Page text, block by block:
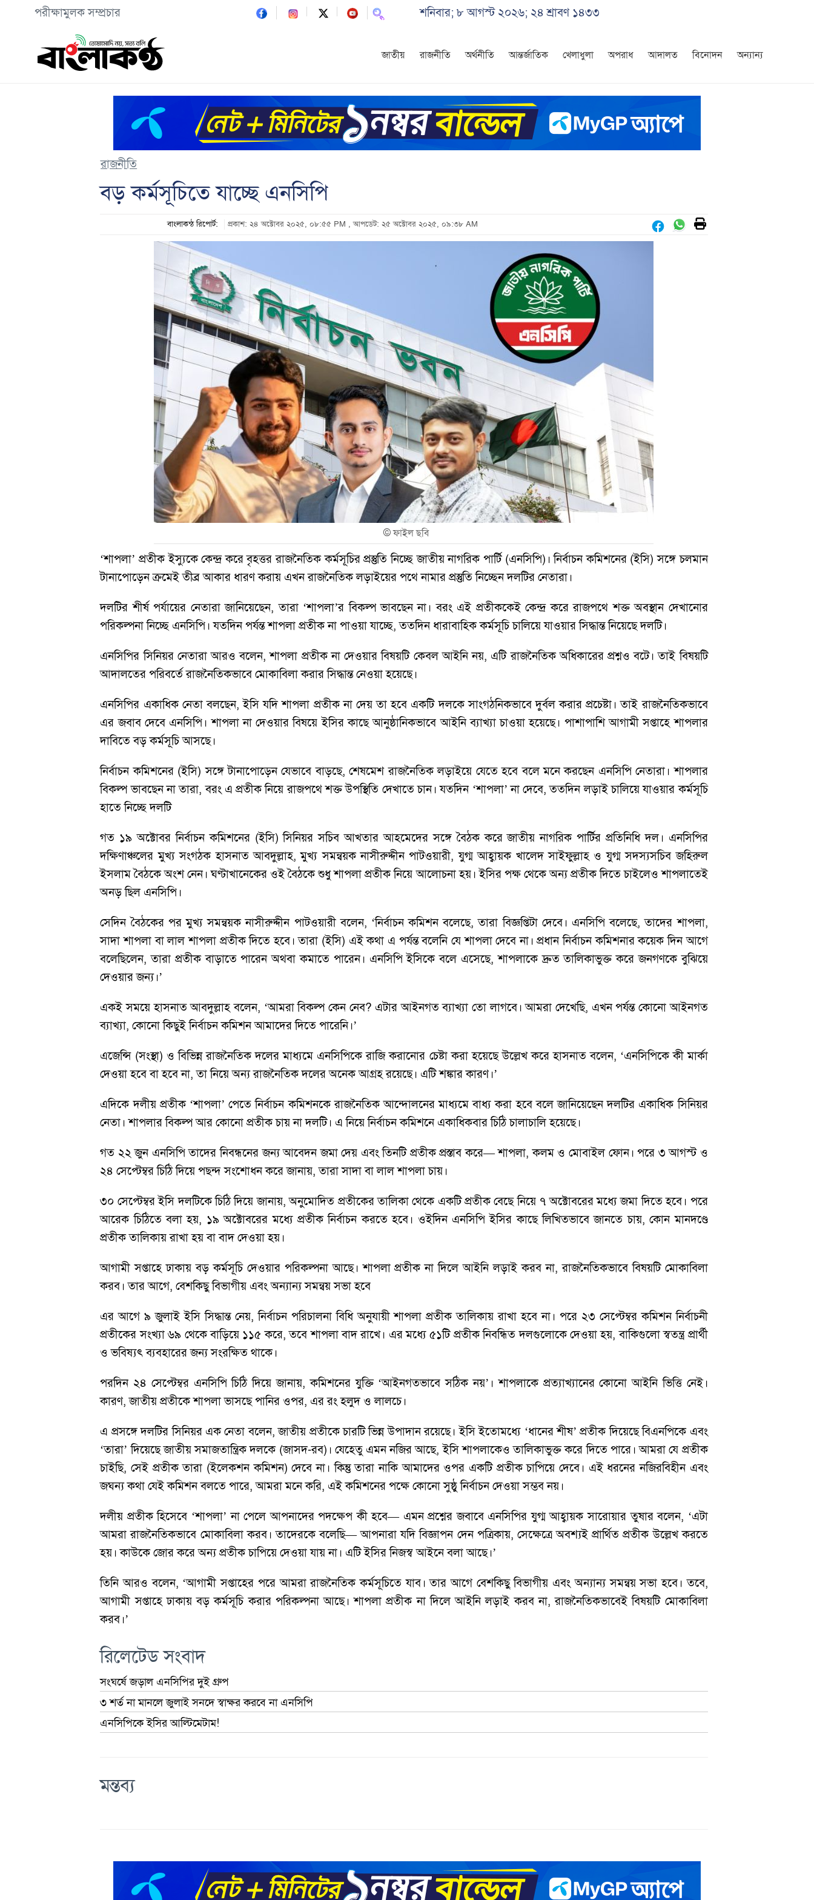
পরীক্ষামুলক সম্প্রচার শনিবার; ৮ আগস্ট ২০২৬; ২৪ শ্রাবণ ১৪৩৩
জাতীয় রাজনীতি অর্থনীতি আন্তর্জাতিক খেলাধুলা অপরাধ আদালত বিনোদন অন্যান্য
রাজনীতি
বড় কর্মসূচিতে যাচ্ছে এনসিপি
বাংলাকন্ঠ রিপোর্ট: প্রকাশ: ২৪ অক্টোবর ২০২৫, ০৮:৫৫ PM , আপডেট: ২৫ অক্টোবর ২০২৫, ০৯:৩৮ AM
©ফাইল ছবি
‘শাপলা’ প্রতীক ইস্যুকে কেন্দ্র করে বৃহত্তর রাজনৈতিক কর্মসূচির প্রস্তুতি নিচ্ছে জাতীয় নাগরিক পার্টি (এনসিপি)। নির্বাচন কমিশনের (ইসি) সঙ্গে চলমান
টানাপোড়েন ক্রমেই তীব্র আকার ধারণ করায় এখন রাজনৈতিক লড়াইয়ের পথে নামার প্রস্তুতি নিচ্ছেন দলটির নেতারা।
দলটির শীর্ষ পর্যায়ের নেতারা জানিয়েছেন, তারা ‘শাপলা’র বিকল্প ভাবছেন না। বরং এই প্রতীককেই কেন্দ্র করে রাজপথে শক্ত অবস্থান দেখানোর
পরিকল্পনা নিচ্ছে এনসিপি। যতদিন পর্যন্ত শাপলা প্রতীক না পাওয়া যাচ্ছে, ততদিন ধারাবাহিক কর্মসূচি চালিয়ে যাওয়ার সিদ্ধান্ত নিয়েছে দলটি।
এনসিপির সিনিয়র নেতারা আরও বলেন, শাপলা প্রতীক না দেওয়ার বিষয়টি কেবল আইনি নয়, এটি রাজনৈতিক অধিকারের প্রশ্নও বটে। তাই বিষয়টি
আদালতের পরিবর্তে রাজনৈতিকভাবে মোকাবিলা করার সিদ্ধান্ত নেওয়া হয়েছে।
এনসিপির একাধিক নেতা বলছেন, ইসি যদি শাপলা প্রতীক না দেয় তা হবে একটি দলকে সাংগঠনিকভাবে দুর্বল করার প্রচেষ্টা। তাই রাজনৈতিকভাবে
এর জবাব দেবে এনসিপি। শাপলা না দেওয়ার বিষয়ে ইসির কাছে আনুষ্ঠানিকভাবে আইনি ব্যাখ্যা চাওয়া হয়েছে। পাশাপাশি আগামী সপ্তাহে শাপলার
দাবিতে বড় কর্মসূচি আসছে।
নির্বাচন কমিশনের (ইসি) সঙ্গে টানাপোড়েন যেভাবে বাড়ছে, শেষমেশ রাজনৈতিক লড়াইয়ে যেতে হবে বলে মনে করছেন এনসিপি নেতারা। শাপলার
বিকল্প ভাবছেন না তারা, বরং এ প্রতীক নিয়ে রাজপথে শক্ত উপস্থিতি দেখাতে চান। যতদিন ‘শাপলা’ না দেবে, ততদিন লড়াই চালিয়ে যাওয়ার কর্মসূচি
হাতে নিচ্ছে দলটি
গত ১৯ অক্টোবর নির্বাচন কমিশনের (ইসি) সিনিয়র সচিব আখতার আহমেদের সঙ্গে বৈঠক করে জাতীয় নাগরিক পার্টির প্রতিনিধি দল। এনসিপির
দক্ষিণাঞ্চলের মুখ্য সংগঠক হাসনাত আবদুল্লাহ, মুখ্য সমন্বয়ক নাসীরুদ্দীন পাটওয়ারী, যুগ্ম আহ্বায়ক খালেদ সাইফুল্লাহ ও যুগ্ম সদস্যসচিব জহিরুল
ইসলাম বৈঠকে অংশ নেন। ঘণ্টাখানেকের ওই বৈঠকে শুধু শাপলা প্রতীক নিয়ে আলোচনা হয়। ইসির পক্ষ থেকে অন্য প্রতীক দিতে চাইলেও শাপলাতেই
অনড় ছিল এনসিপি।
সেদিন বৈঠকের পর মুখ্য সমন্বয়ক নাসীরুদ্দীন পাটওয়ারী বলেন, ‘নির্বাচন কমিশন বলেছে, তারা বিজ্ঞপ্তিটা দেবে। এনসিপি বলেছে, তাদের শাপলা,
সাদা শাপলা বা লাল শাপলা প্রতীক দিতে হবে। তারা (ইসি) এই কথা এ পর্যন্ত বলেনি যে শাপলা দেবে না। প্রধান নির্বাচন কমিশনার কয়েক দিন আগে
বলেছিলেন, তারা প্রতীক বাড়াতে পারেন অথবা কমাতে পারেন। এনসিপি ইসিকে বলে এসেছে, শাপলাকে দ্রুত তালিকাভুক্ত করে জনগণকে বুঝিয়ে
দেওয়ার জন্য।’
একই সময়ে হাসনাত আবদুল্লাহ বলেন, ‘আমরা বিকল্প কেন নেব? এটার আইনগত ব্যাখ্যা তো লাগবে। আমরা দেখেছি, এখন পর্যন্ত কোনো আইনগত
ব্যাখ্যা, কোনো কিছুই নির্বাচন কমিশন আমাদের দিতে পারেনি।’
এজেন্সি (সংস্থা) ও বিভিন্ন রাজনৈতিক দলের মাধ্যমে এনসিপিকে রাজি করানোর চেষ্টা করা হয়েছে উল্লেখ করে হাসনাত বলেন, ‘এনসিপিকে কী মার্কা
দেওয়া হবে বা হবে না, তা নিয়ে অন্য রাজনৈতিক দলের অনেক আগ্রহ রয়েছে। এটি শঙ্কার কারণ।’
এদিকে দলীয় প্রতীক ‘শাপলা’ পেতে নির্বাচন কমিশনকে রাজনৈতিক আন্দোলনের মাধ্যমে বাধ্য করা হবে বলে জানিয়েছেন দলটির একাধিক সিনিয়র
নেতা। শাপলার বিকল্প আর কোনো প্রতীক চায় না দলটি। এ নিয়ে নির্বাচন কমিশনে একাধিকবার চিঠি চালাচালি হয়েছে।
গত ২২ জুন এনসিপি তাদের নিবন্ধনের জন্য আবেদন জমা দেয় এবং তিনটি প্রতীক প্রস্তাব করে— শাপলা, কলম ও মোবাইল ফোন। পরে ৩ আগস্ট ও
২৪ সেপ্টেম্বর চিঠি দিয়ে পছন্দ সংশোধন করে জানায়, তারা সাদা বা লাল শাপলা চায়।
৩০ সেপ্টেম্বর ইসি দলটিকে চিঠি দিয়ে জানায়, অনুমোদিত প্রতীকের তালিকা থেকে একটি প্রতীক বেছে নিয়ে ৭ অক্টোবরের মধ্যে জমা দিতে হবে। পরে
আরেক চিঠিতে বলা হয়, ১৯ অক্টোবরের মধ্যে প্রতীক নির্বাচন করতে হবে। ওইদিন এনসিপি ইসির কাছে লিখিতভাবে জানতে চায়, কোন মানদণ্ডে
প্রতীক তালিকায় রাখা হয় বা বাদ দেওয়া হয়।
আগামী সপ্তাহে ঢাকায় বড় কর্মসূচি দেওয়ার পরিকল্পনা আছে। শাপলা প্রতীক না দিলে আইনি লড়াই করব না, রাজনৈতিকভাবে বিষয়টি মোকাবিলা
করব। তার আগে, বেশকিছু বিভাগীয় এবং অন্যান্য সমন্বয় সভা হবে
এর আগে ৯ জুলাই ইসি সিদ্ধান্ত নেয়, নির্বাচন পরিচালনা বিধি অনুযায়ী শাপলা প্রতীক তালিকায় রাখা হবে না। পরে ২৩ সেপ্টেম্বর কমিশন নির্বাচনী
প্রতীকের সংখ্যা ৬৯ থেকে বাড়িয়ে ১১৫ করে, তবে শাপলা বাদ রাখে। এর মধ্যে ৫১টি প্রতীক নিবন্ধিত দলগুলোকে দেওয়া হয়, বাকিগুলো স্বতন্ত্র প্রার্থী
ও ভবিষ্যৎ ব্যবহারের জন্য সংরক্ষিত থাকে।
পরদিন ২৪ সেপ্টেম্বর এনসিপি চিঠি দিয়ে জানায়, কমিশনের যুক্তি ‘আইনগতভাবে সঠিক নয়’। শাপলাকে প্রত্যাখ্যানের কোনো আইনি ভিত্তি নেই।
কারণ, জাতীয় প্রতীকে শাপলা ভাসছে পানির ওপর, এর রং হলুদ ও লালচে।
এ প্রসঙ্গে দলটির সিনিয়র এক নেতা বলেন, জাতীয় প্রতীকে চারটি ভিন্ন উপাদান রয়েছে। ইসি ইতোমধ্যে ‘ধানের শীষ’ প্রতীক দিয়েছে বিএনপিকে এবং
‘তারা’ দিয়েছে জাতীয় সমাজতান্ত্রিক দলকে (জাসদ-রব)। যেহেতু এমন নজির আছে, ইসি শাপলাকেও তালিকাভুক্ত করে দিতে পারে। আমরা যে প্রতীক
চাইছি, সেই প্রতীক তারা (ইলেকশন কমিশন) দেবে না। কিন্তু তারা নাকি আমাদের ওপর একটি প্রতীক চাপিয়ে দেবে। এই ধরনের নজিরবিহীন এবং
জঘন্য কথা যেই কমিশন বলতে পারে, আমরা মনে করি, এই কমিশনের পক্ষে কোনো সুষ্ঠু নির্বাচন দেওয়া সম্ভব নয়।
দলীয় প্রতীক হিসেবে ‘শাপলা’ না পেলে আপনাদের পদক্ষেপ কী হবে— এমন প্রশ্নের জবাবে এনসিপির যুগ্ম আহ্বায়ক সারোয়ার তুষার বলেন, ‘এটা
আমরা রাজনৈতিকভাবে মোকাবিলা করব। তাদেরকে বলেছি— আপনারা যদি বিজ্ঞাপন দেন পত্রিকায়, সেক্ষেত্রে অবশ্যই প্রার্থিত প্রতীক উল্লেখ করতে
হয়। কাউকে জোর করে অন্য প্রতীক চাপিয়ে দেওয়া যায় না। এটি ইসির নিজস্ব আইনে বলা আছে।’
তিনি আরও বলেন, ‘আগামী সপ্তাহের পরে আমরা রাজনৈতিক কর্মসূচিতে যাব। তার আগে বেশকিছু বিভাগীয় এবং অন্যান্য সমন্বয় সভা হবে। তবে,
আগামী সপ্তাহে ঢাকায় বড় কর্মসূচি করার পরিকল্পনা আছে। শাপলা প্রতীক না দিলে আইনি লড়াই করব না, রাজনৈতিকভাবেই বিষয়টি মোকাবিলা
করব।’
রিলেটেড সংবাদ
সংঘর্ষে জড়াল এনসিপির দুই গ্রুপ
৩ শর্ত না মানলে জুলাই সনদে স্বাক্ষর করবে না এনসিপি
এনসিপিকে ইসির আল্টিমেটাম!
মন্তব্য